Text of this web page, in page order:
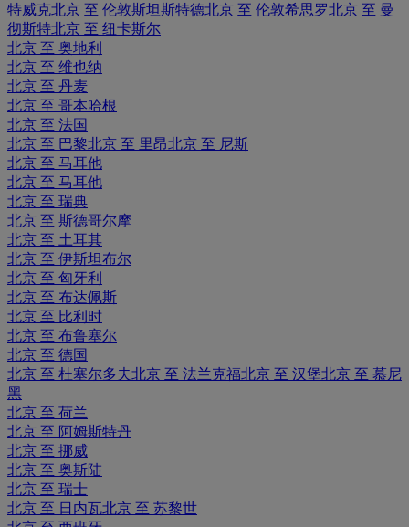
特威克北京 至 伦敦斯坦斯特德北京 至 伦敦希思罗北京 至 曼
彻斯特北京 至 纽卡斯尔
北京 至 奥地利
北京 至 维也纳
北京 至 丹麦
北京 至 哥本哈根
北京 至 法国
北京 至 巴黎北京 至 里昂北京 至 尼斯
北京 至 马耳他
北京 至 马耳他
北京 至 瑞典
北京 至 斯德哥尔摩
北京 至 土耳其
北京 至 伊斯坦布尔
北京 至 匈牙利
北京 至 布达佩斯
北京 至 比利时
北京 至 布鲁塞尔
北京 至 德国
北京 至 杜塞尔多夫北京 至 法兰克福北京 至 汉堡北京 至 慕尼
黑
北京 至 荷兰
北京 至 阿姆斯特丹
北京 至 挪威
北京 至 奥斯陆
北京 至 瑞士
北京 至 日内瓦北京 至 苏黎世